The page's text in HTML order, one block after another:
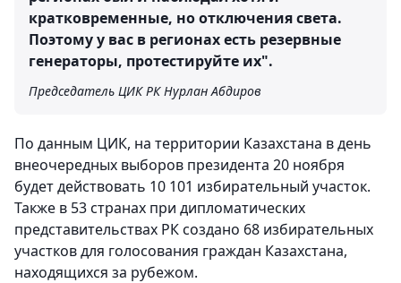
кратковременные, но отключения света.
Поэтому у вас в регионах есть резервные
генераторы, протестируйте их".
Председатель ЦИК РК Нурлан Абдиров
По данным ЦИК, на территории Казахстана в день
внеочередных выборов президента 20 ноября
будет действовать 10 101 избирательный участок.
Также в 53 странах при дипломатических
представительствах РК создано 68 избирательных
участков для голосования граждан Казахстана,
находящихся за рубежом.